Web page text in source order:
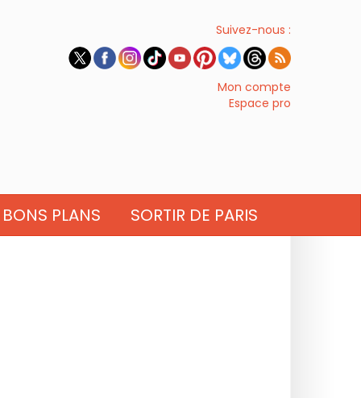
Suivez-nous :
Mon compte
Espace pro
BONS PLANS SORTIR DE PARIS